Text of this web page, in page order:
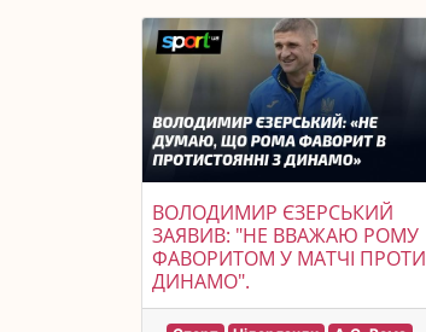
ВОЛОДИМИР ЄЗЕРСЬКИЙ
ЗАЯВИВ: "НЕ ВВАЖАЮ РОМУ
ФАВОРИТОМ У МАТЧІ ПРОТИ
ДИНАМО".